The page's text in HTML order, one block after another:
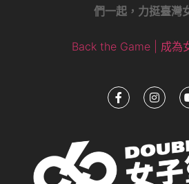
們一起，力挺臺灣
Back the Game | 成為